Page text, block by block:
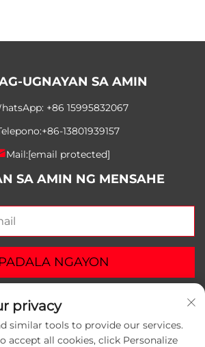
UGNAYAN SA AMIN
+86 15995832067
+86-13801939157
Mail:[email protected]
SA AMIN NG MENSAHE
NGAYON
privacy
similar tools to provide our services.
accept all cookies, click Personalize